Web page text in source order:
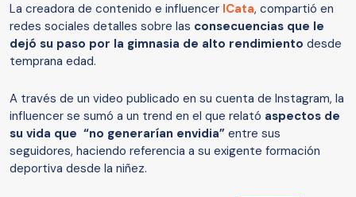
La creadora de contenido e influencer ICata, compartió en
redes sociales detalles sobre las consecuencias que le
dejó su paso por la gimnasia de alto rendimiento desde
temprana edad.
A través de un video publicado en su cuenta de Instagram, la
influencer se sumó a un trend en el que relató aspectos de
su vida que “no generarían envidia” entre sus
seguidores, haciendo referencia a su exigente formación
deportiva desde la niñez.